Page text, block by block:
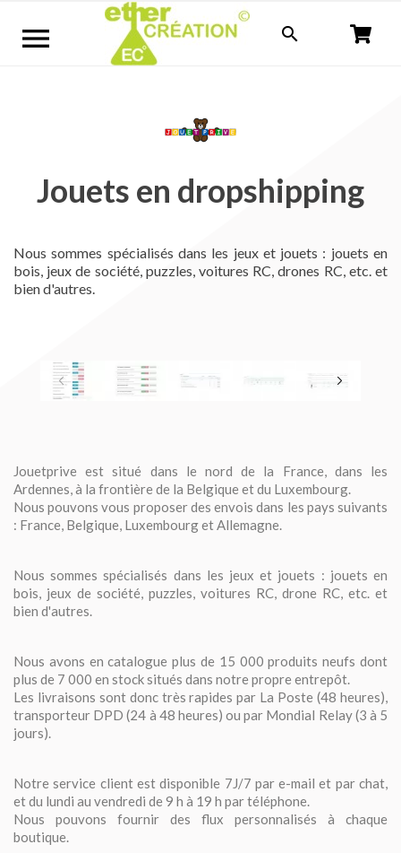
 
Jouets en dropshipping
Nous sommes spécialisés dans les jeux et jouets : jouets en
bois, jeux de société, puzzles, voitures RC, drones RC, etc. et
bien d'autres.
Jouetprive est situé dans le nord de la France, dans les
Ardennes, à la frontière de la Belgique et du Luxembourg.
Nous pouvons vous proposer des envois dans les pays suivants
: France, Belgique, Luxembourg et Allemagne.
Nous sommes spécialisés dans les jeux et jouets : jouets en
bois, jeux de société, puzzles, voitures RC, drone RC, etc. et
bien d'autres.
Nous avons en catalogue plus de 15 000 produits neufs dont
plus de 7 000 en stock situés dans notre propre entrepôt.
Les livraisons sont donc très rapides par La Poste (48 heures),
transporteur DPD (24 à 48 heures) ou par Mondial Relay (3 à 5
jours).
Notre service client est disponible 7J/7 par e-mail et par chat,
et du lundi au vendredi de 9 h à 19 h par téléphone.
Nous pouvons fournir des flux personnalisés à chaque
boutique.